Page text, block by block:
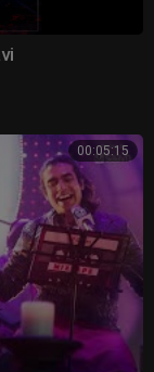
00:05:15